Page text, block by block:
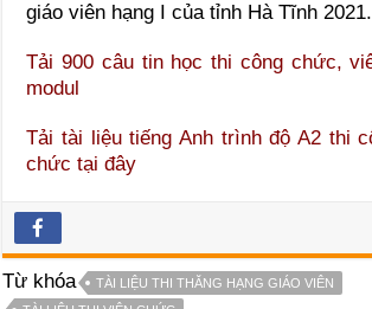
giáo viên hạng I của tỉnh Hà Tĩnh 2021.
Tải 900 câu tin học thi công chức,
modul
Tải tài liệu tiếng Anh trình độ A2 thi
chức tại đây
Từ khóa
TÀI LIỆU THI THĂNG HẠNG GIÁO VIÊN